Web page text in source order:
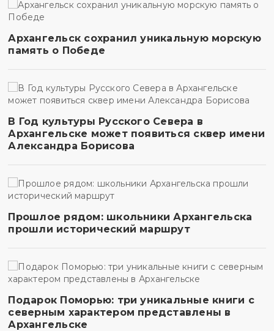
Архангельск сохранил уникальную морскую
память о Победе
В Год культуры Русского Севера в
Архангельске может появиться сквер имени
Александра Борисова
Прошлое рядом: школьники Архангельска
прошли исторический маршрут
Подарок Поморью: три уникальные книги с
северным характером представлены в
Архангельске